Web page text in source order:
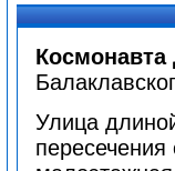
Космонавта
Улица